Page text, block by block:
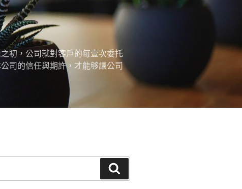
初，公司就對客戶的每壹次委托
司的信任與期許，才能够讓公司
尋